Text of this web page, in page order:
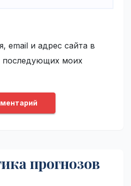
email и адрес сайта в
последующих моих
прогнозов